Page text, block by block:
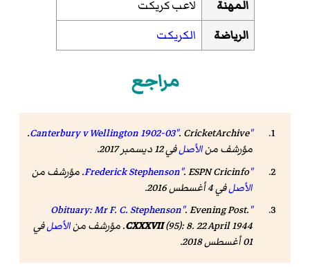
المهنة
لاعب كريكت
الرياضة
الكريكت
مراجع
"Canterbury v Wellington 1902-03"
. CricketArchive.
مؤرشف منالأصلفي 12 ديسمبر 2017
.
"Frederick Stephenson"
.ESPN Cricinfo
. مؤرشف من
الأصلفي 4 أغسطس 2016
.
"Obituary: Mr F. C. Stephenson"
.Evening Post.
CXXXVII(95): 8. 22 April 1944. مؤرشف من الأصلفي
01 أغسطس 2018
.